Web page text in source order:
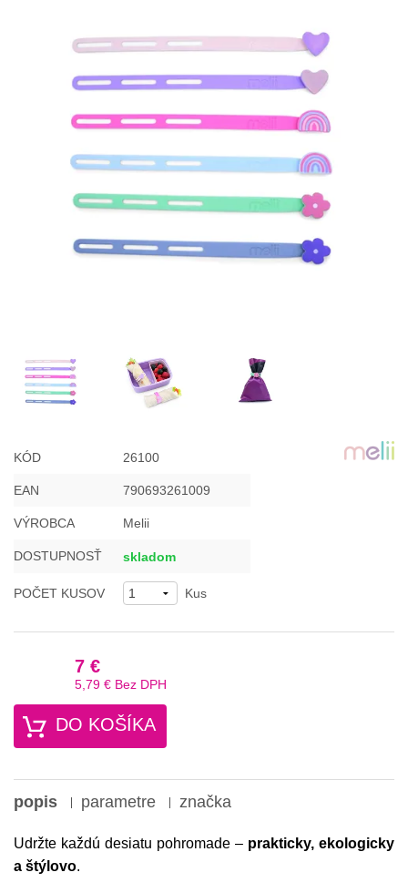
KÓD 26100
EAN 790693261009
VÝROBCA Melii
DOSTUPNOSŤ skladom
POČET KUSOV Kus
7 €
5,79 € Bez DPH
DO KOŠÍKA
popis parametre značka
Udržte každú desiatu pohromade – prakticky, ekologicky
a štýlovo.